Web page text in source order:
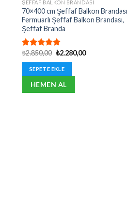
ŞEFFAF BALKON BRANDASI
70×400 cm Şeffaf Balkon
Fermuarlı Şeffaf Balkon Brandası,
Şeffaf Branda
5 üzerinden
5.00oy
aldı
₺2.850,00 Orijinal
₺2.850,00.
₺2.280,00Şu
SEPETE EKLE
HEMEN AL